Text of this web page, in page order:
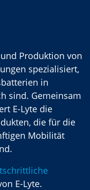
Produktion von
spezialisiert,
in
sind. Gemeinsam
E-Lyte die
die für die
Mobilität
E-Lyte.